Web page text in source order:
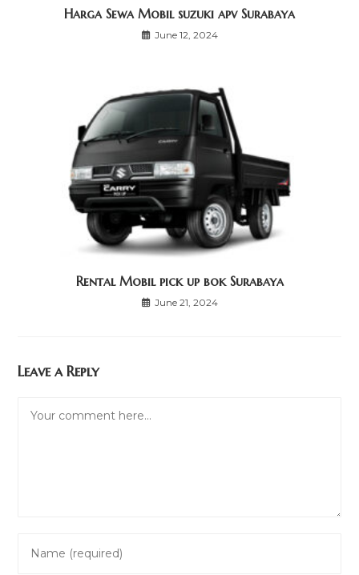
Harga Sewa Mobil suzuki apv Surabaya
June 12, 2024
Rental Mobil pick up bok Surabaya
June 21, 2024
Leave a Reply
your